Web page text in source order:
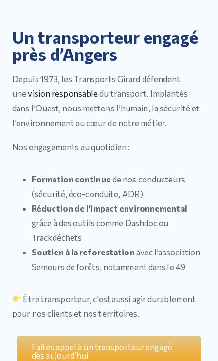
Un transporteur engagé
près d’Angers
Depuis 1973, les Transports Girard défendent
unevision responsabledu transport. Implantés
dans l’Ouest, nous mettons l’humain, la sécurité et
l’environnement au cœur de notre métier.
Nos engagements au quotidien :
Formation continuede nos conducteurs
(sécurité, éco-conduite, ADR)
Réduction de l’impact environnemental
grâce à des outils comme Dashdoc ou
Trackdéchets
Soutien à la reforestationavec l’association
Semeurs de forêts, notamment dans le 49
Être transporteur, c’est aussi agir durablement
pour nos clients et nos territoires.
Faites appel à un transporteur engagé
dès aujourd’hui